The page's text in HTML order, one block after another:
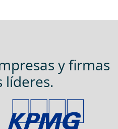
y firmas
líderes.